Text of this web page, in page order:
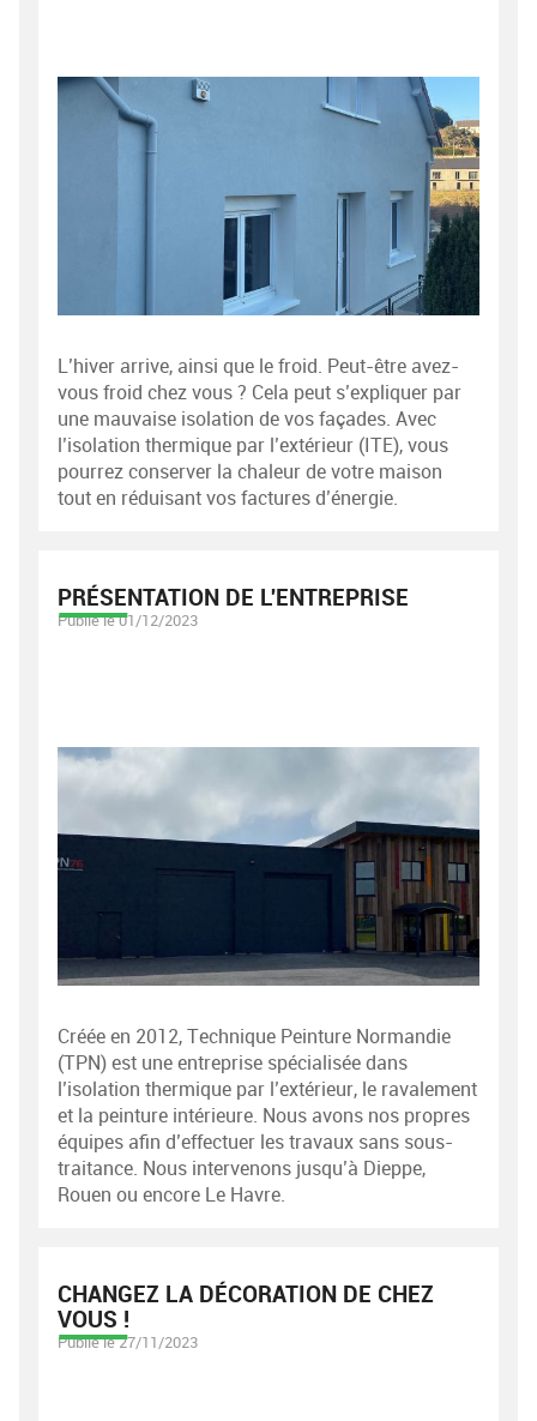
L’hiver arrive, ainsi que le froid. Peut-être avez-
vous froid chez vous ? Cela peut s’expliquer par
une mauvaise isolation de vos façades. Avec
l’isolation thermique par l’extérieur (ITE), vous
pourrez conserver la chaleur de votre maison
tout en réduisant vos factures d’énergie.
PRÉSENTATION DE L'ENTREPRISE
Publié le 01/12/2023
Créée en 2012, Technique Peinture Normandie
(TPN) est une entreprise spécialisée dans
l’isolation thermique par l’extérieur, le ravalement
et la peinture intérieure. Nous avons nos propres
équipes afin d’effectuer les travaux sans sous-
traitance. Nous intervenons jusqu’à Dieppe,
Rouen ou encore Le Havre.
CHANGEZ LA DÉCORATION DE CHEZ
VOUS !
Publié le 27/11/2023